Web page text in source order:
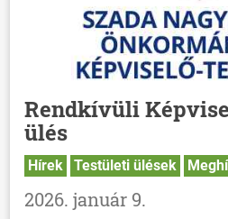
Rendkívüli
ülés
Hírek Testületi ülések
2026. január 9.